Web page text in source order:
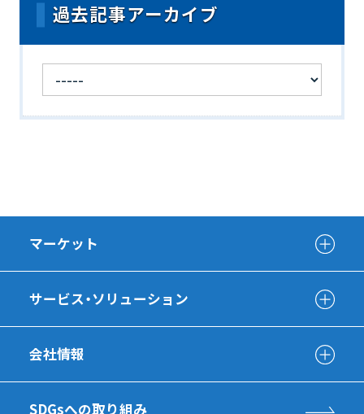
過去記事アーカイブ
マーケット
サービス・ソリューション
会社情報
SDGsへの取り組み